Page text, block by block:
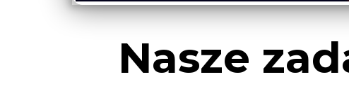
Nasze